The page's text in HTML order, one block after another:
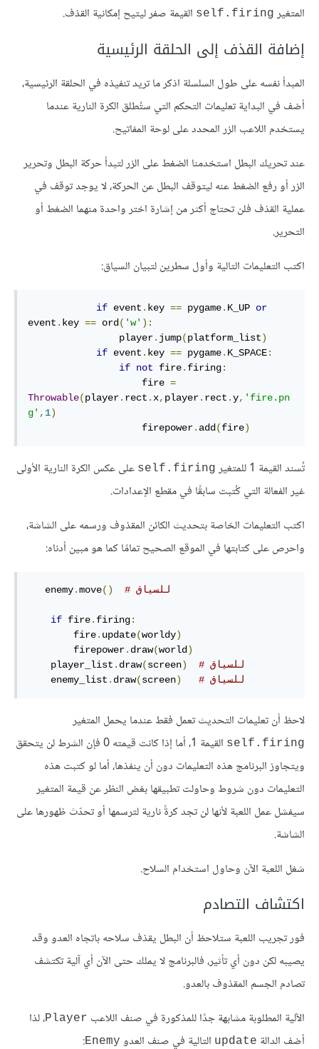
المتغير self.firing القيمة صفر ليتيح إمكانية القذف.
إضافة القذف إلى الحلقة الرئيسية
المبدأ نفسه على طول السلسلة اذكر ما تريد تنفيذه في الحلقة الرئيسية،
أضف في البداية تعليمات التحكم التي ستُطلق الكرة النارية عندما
يستخدم اللاعب الزر المحدد على لوحة المفاتيح.
عند تحريك البطل استخدمنا الضغط على الزر لتبدأ حركة البطل وتحرير
الزر أو رفع الضغط عنه ليتوقف البطل عن الحركة، لا يوجد توقف في
عملية القذف فلن تحتاج أكثر من إشارة اختر واحدة منهما الضغط أو
التحرير.
اكتب التعليمات التالية وأول سطرين لتبيان السياق:
if event . key == pygame. K_UP or
event . key == ord ( 'w' ):
                player
. jump(platform_list)
if event . key == pygame. K_SPACE:
if not fire. firing:
                    fire
=
Throwable(player. rect . x, player. rect .y, 'fire.pn
g' , 1)
                    firepower
. add (fire)
تُسند القيمة 1 للمتغير self.firing على عكس الكرة النارية الأولى
غير الفعالة التي كُتبت سابقًا في مقطع الإعدادات.
اكتب التعليمات الخاصة بتحديث الكائن المقذوف ورسمه على الشاشة،
واحرص على كتابتها في الموقع الصحيح تمامًا كما هو مبين أدناه:
   enemy
.move() # للسياق
if fire. firing:
        fire
. update(worldy)
        firepower
. draw(world )
    player_list
. draw(screen)
# للسياق
    enemy_list
. draw(screen) # للسياق
لاحظ أن تعليمات التحديث تعمل فقط عندما يحمل المتغير
self.firing
القيمة 1، أما إذا كانت قيمته 0 فإن الشرط لن يتحقق
ويتجاوز البرنامج هذه التعليمات دون أن ينفذها، أما لو كتبت هذه
التعليمات دون شروط وحاولت تطبيقها بغض النظر عن قيمة المتغير
سيفشل عمل اللعبة لأنها لن تجد كرةً نارية لترسمها أو تحدّث ظهورها على
الشاشة.
شغل اللعبة الآن وحاول استخدام السلاح.
اكتشاف التصادم
فور تجريب اللعبة ستلاحظ أن البطل يقذف سلاحه باتجاه العدو وقد
يصيبه لكن دون أي تأثير، فالبرنامج لا يملك حتى الآن أي آلية تكتشف
تصادم الجسم المقذوف بالعدو.
الآلية المطلوبة مشابهة جدًا للمذكورة في صنف اللاعب Player، لذا
أضف الدالة update التالية في صنف العدو Enemy
: